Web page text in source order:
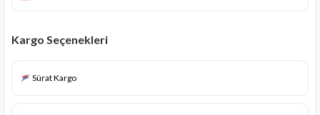
Kargo Seçenekleri
Sürat Kargo